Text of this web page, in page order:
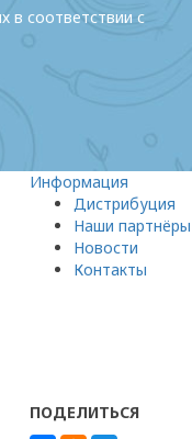
в соответствии с
Информация
Дистрибуция
Наши партнёры
Новости
Контакты
ПОДЕЛИТЬСЯ